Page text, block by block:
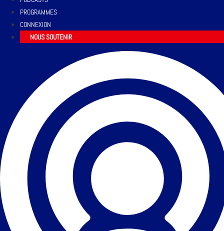
PROGRAMMES
CONNEXION
NOUS SOUTENIR